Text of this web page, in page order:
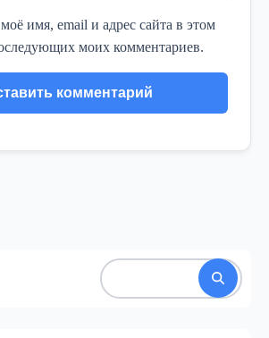
имя, email и адрес сайта в этом
моих комментариев.